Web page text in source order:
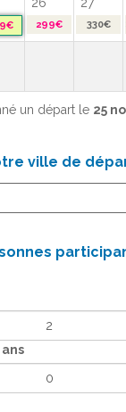
26 27
299€ 330€
un départ le 25
ville de
ans